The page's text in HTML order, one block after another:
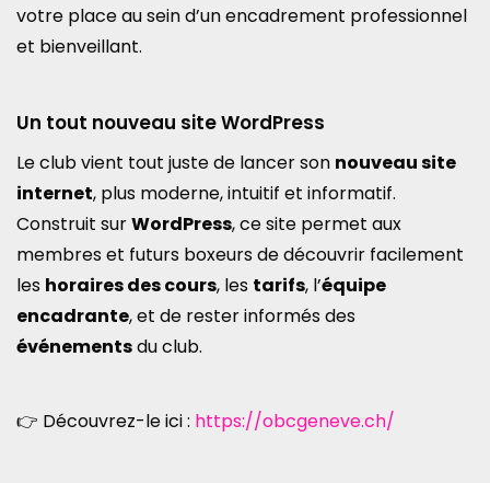
votre place au sein d’un encadrement professionnel
et bienveillant.
Un tout nouveau site WordPress
Le club vient tout juste de lancer son nouveau site
internet, plus moderne, intuitif et informatif.
Construit surWordPress, ce site permet aux
membres et futurs boxeurs de découvrir facilement
les horaires des cours, les tarifs, l’équipe
encadrante, et de rester informés des
événementsdu club.
👉 Découvrez-le ici : https://obcgeneve.ch/